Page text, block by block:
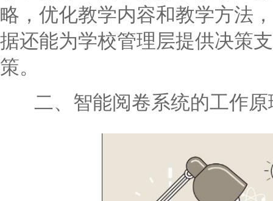
略，优化教学内容和教学方法
据还能为学校管理层提供决策
策。
二、智能阅卷系统的工作原